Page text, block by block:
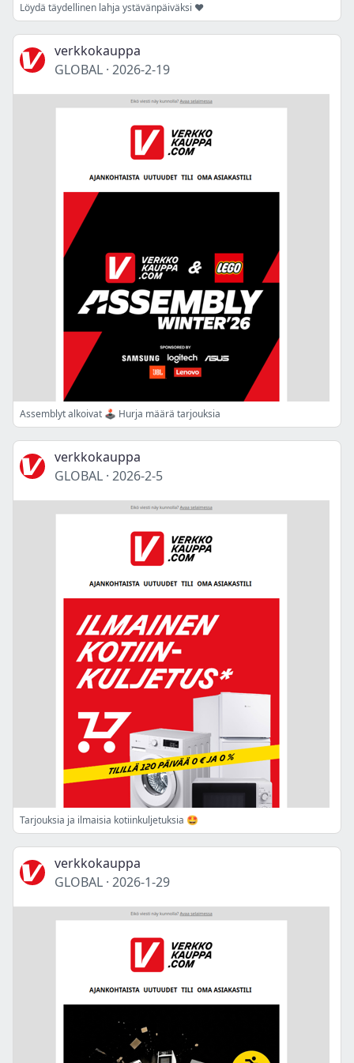
Löydä täydellinen lahja ystävänpäiväksi ❤️
verkkokauppa
GLOBAL · 2026-2-19
Assemblyt alkoivat 🕹️ Hurja määrä tarjouksia
verkkokauppa
GLOBAL · 2026-2-5
Tarjouksia ja ilmaisia kotiinkuljetuksia 🤩
verkkokauppa
GLOBAL · 2026-1-29